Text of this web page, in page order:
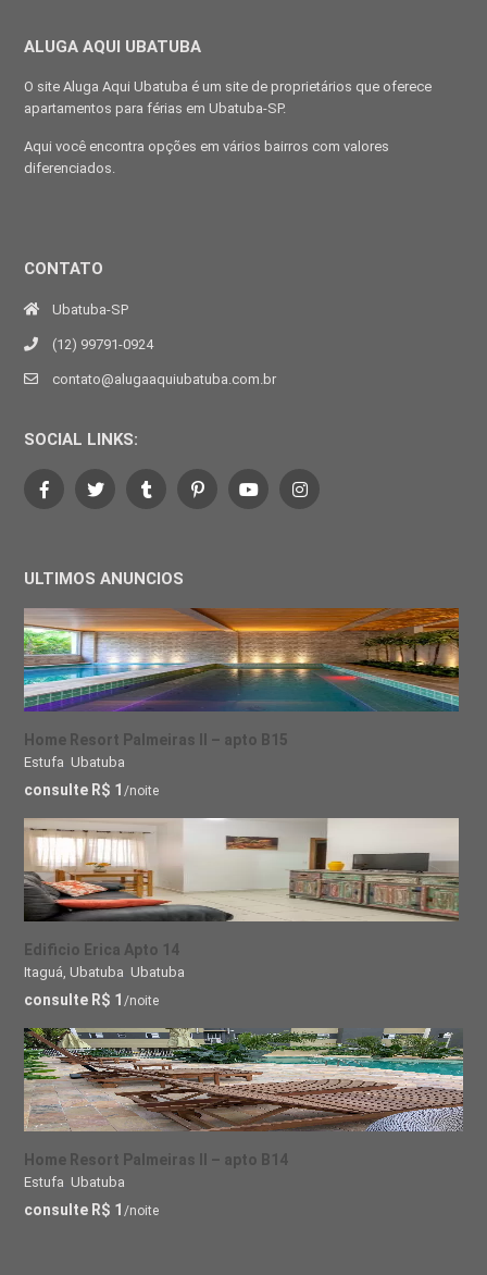
ALUGA AQUI UBATUBA
O site Aluga Aqui Ubatuba é um site de proprietários que oferece
apartamentos para férias em Ubatuba-SP.
Aqui você encontra opções em vários bairros com valores
diferenciados.
CONTATO
Ubatuba-SP
(12) 99791-0924
contato@alugaaquiubatuba.com.br
SOCIAL LINKS:
ULTIMOS ANUNCIOS
Home Resort Palmeiras II – apto B15
Estufa Ubatuba
consulte R$ 1 /noite
Edificio Erica Apto 14
Itaguá, Ubatuba Ubatuba
consulte R$ 1 /noite
Home Resort Palmeiras II – apto B14
Estufa Ubatuba
consulte R$ 1 /noite